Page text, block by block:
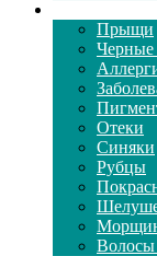
Прыщи
Черные
Отеки
Синяки
Рубцы
Волосы